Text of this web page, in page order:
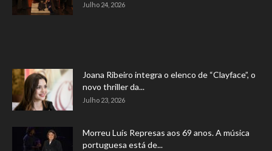
Julho 24, 2026
Joana Ribeiro integra o elenco de “Clayface”, o
novo thriller da...
Julho 23, 2026
Morreu Luís Represas aos 69 anos. A música
portuguesa está de...